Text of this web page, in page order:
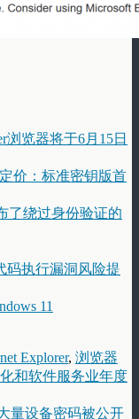
浏览器将于6月15日
价：标准密钥版首
了绕过身份验证的
码执行漏洞风险提
11
Explorer, 浏览器
和软件服务业年度
量设备密码被公开